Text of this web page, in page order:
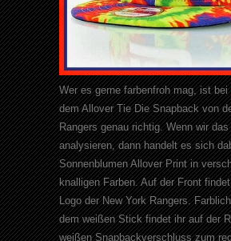
Wer es gerne farbenfroh mag, ist bei
dem Allover Tie Die Snapback von
Rangers genau richtig. Wenn wir
analysieren, dann handelt es sich
Sonnenblumen Allover Print in
knalligen Farben. Auf der Front
Logo der New York Rangers.
dem weißen Stick findet ihr auf der
weißen Snapbackverschluss zum